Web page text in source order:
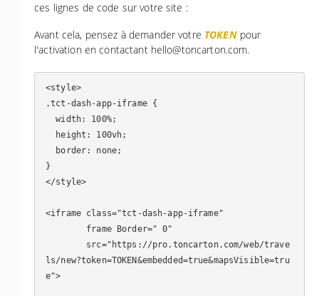
ces lignes de code sur votre site :
Avant cela, pensez à demander votre TOKENpour
l'activation en contactant hello@toncarton.com.
<style>
.tct-dash-app-iframe {
  width: 100%;
}
</style>
<iframe class="tct-dash-app-iframe"
ls/new?token=TOKEN&embedded=true&mapsVisible=tru
e">